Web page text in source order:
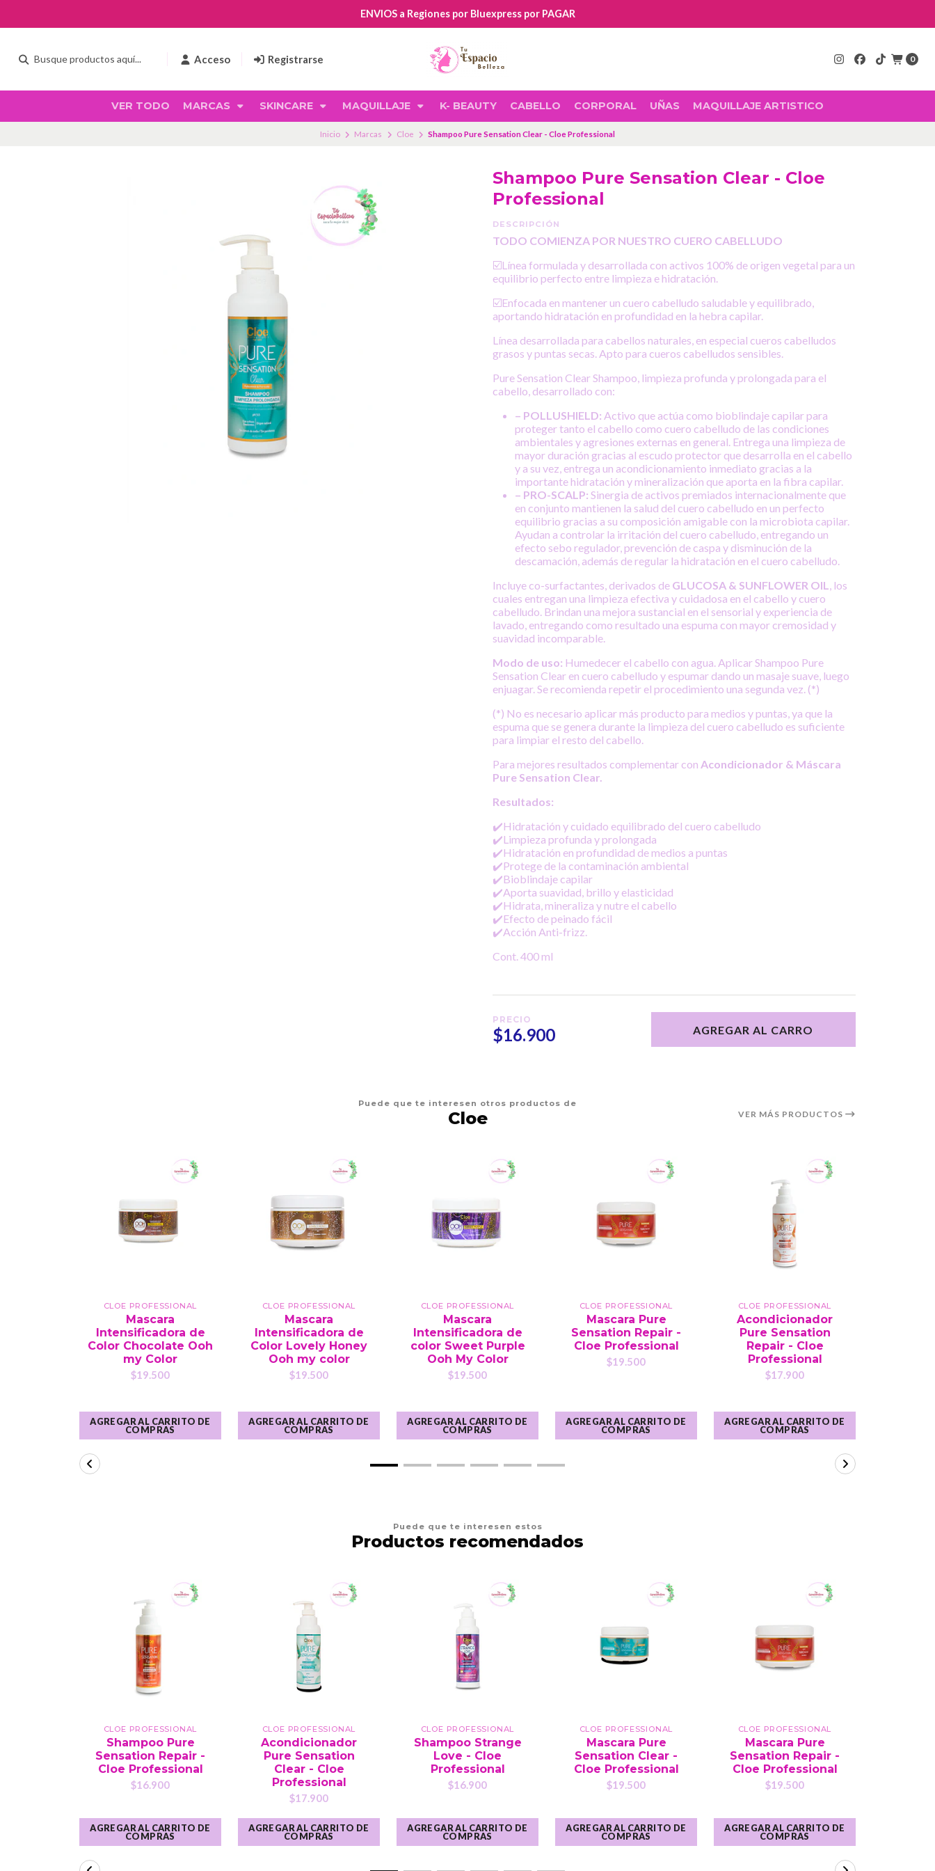
Acceso Registrarse 0
VER TODO MARCAS SKINCARE MAQUILLAJE K- BEAUTY CABELLO CORPORAL UÑAS MAQUILLAJE ARTISTICO
ENVIOS a Regiones por Bluexpress por PAGAR
Inicio Marcas Cloe Shampoo Pure Sensation Clear - Cloe Professional
Shampoo Pure Sensation Clear - Cloe
Professional
DESCRIPCIÓN
TODO COMIENZA POR NUESTRO CUERO CABELLUDO
☑️Línea formulada y desarrollada con activos 100% de origen vegetal para un
equilibrio perfecto entre limpieza e hidratación.
☑️Enfocada en mantener un cuero cabelludo saludable y equilibrado,
aportando hidratación en profundidad en la hebra capilar.
Línea desarrollada para cabellos naturales, en especial cueros cabelludos
grasos y puntas secas. Apto para cueros cabelludos sensibles.
Pure Sensation Clear Shampoo, limpieza profunda y prolongada para el
cabello, desarrollado con:
– POLLUSHIELD: Activo que actúa como bioblindaje capilar para
proteger tanto el cabello como cuero cabelludo de las condiciones
ambientales y agresiones externas en general. Entrega una limpieza de
mayor duración gracias al escudo protector que desarrolla en el cabello
y a su vez, entrega un acondicionamiento inmediato gracias a la
importante hidratación y mineralización que aporta en la fibra capilar.
– PRO-SCALP: Sinergia de activos premiados internacionalmente que
en conjunto mantienen la salud del cuero cabelludo en un perfecto
equilibrio gracias a su composición amigable con la microbiota capilar.
Ayudan a controlar la irritación del cuero cabelludo, entregando un
efecto sebo regulador, prevención de caspa y disminución de la
descamación, además de regular la hidratación en el cuero cabelludo.
Incluye co-surfactantes, derivados de GLUCOSA & SUNFLOWER OIL, los
cuales entregan una limpieza efectiva y cuidadosa en el cabello y cuero
cabelludo. Brindan una mejora sustancial en el sensorial y experiencia de
lavado, entregando como resultado una espuma con mayor cremosidad y
suavidad incomparable.
Modo de uso: Humedecer el cabello con agua. Aplicar Shampoo Pure
Sensation Clear en cuero cabelludo y espumar dando un masaje suave, luego
enjuagar. Se recomienda repetir el procedimiento una segunda vez. (*)
(*) No es necesario aplicar más producto para medios y puntas, ya que la
espuma que se genera durante la limpieza del cuero cabelludo es suficiente
para limpiar el resto del cabello.
Para mejores resultados complementar con Acondicionador & Máscara
Pure Sensation Clear.
Resultados:
✔️Hidratación y cuidado equilibrado del cuero cabelludo
✔️Limpieza profunda y prolongada
✔️Hidratación en profundidad de medios a puntas
✔️Protege de la contaminación ambiental
✔️Bioblindaje capilar
✔️Aporta suavidad, brillo y elasticidad
✔️Hidrata, mineraliza y nutre el cabello
✔️Efecto de peinado fácil
✔️Acción Anti-frizz.
Cont. 400 ml
PRECIO
$16.900 AGREGAR AL CARRO
Puede que te interesen otros productos de
Cloe VER MÁS PRODUCTOS
CLOE PROFESSIONAL
Mascara
Intensificadora de
Color Chocolate Ooh
my Color
$19.500
AGREGAR AL CARRITO DE
COMPRAS
CLOE PROFESSIONAL
Mascara
Intensificadora de
Color Lovely Honey
Ooh my color
$19.500
AGREGAR AL CARRITO DE
COMPRAS
CLOE PROFESSIONAL
Mascara
Intensificadora de
color Sweet Purple
Ooh My Color
$19.500
AGREGAR AL CARRITO DE
COMPRAS
CLOE PROFESSIONAL
Mascara Pure
Sensation Repair -
Cloe Professional
$19.500
AGREGAR AL CARRITO DE
COMPRAS
CLOE PROFESSIONAL
Acondicionador
Pure Sensation
Repair - Cloe
Professional
$17.900
AGREGAR AL CARRITO DE
COMPRAS
Puede que te interesen estos
Productos recomendados
CLOE PROFESSIONAL
Shampoo Pure
Sensation Repair -
Cloe Professional
$16.900
AGREGAR AL CARRITO DE
COMPRAS
CLOE PROFESSIONAL
Acondicionador
Pure Sensation
Clear - Cloe
Professional
$17.900
AGREGAR AL CARRITO DE
COMPRAS
CLOE PROFESSIONAL
Shampoo Strange
Love - Cloe
Professional
$16.900
AGREGAR AL CARRITO DE
COMPRAS
CLOE PROFESSIONAL
Mascara Pure
Sensation Clear -
Cloe Professional
$19.500
AGREGAR AL CARRITO DE
COMPRAS
CLOE PROFESSIONAL
Mascara Pure
Sensation Repair -
Cloe Professional
$19.500
AGREGAR AL CARRITO DE
COMPRAS